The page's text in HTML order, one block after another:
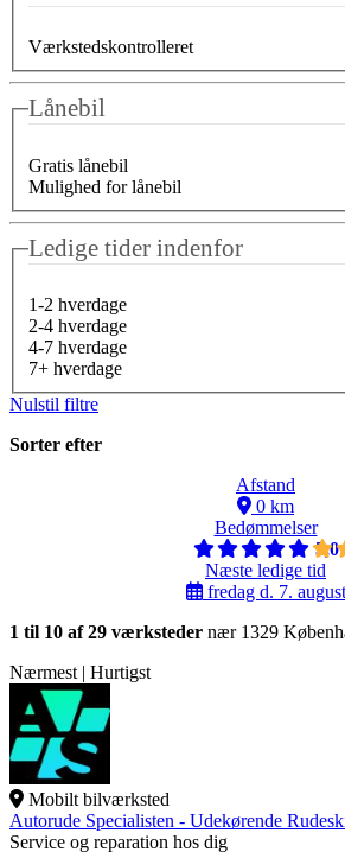
Værkstedskontrolleret
Lånebil
Gratis lånebil
Mulighed for lånebil
Ledige tider indenfor
1-2 hverdage
2-4 hverdage
4-7 hverdage
7+ hverdage
Nulstil filtre
Sorter efter
Afstand
0 km
Bedømmelser
5,0
Næste ledige tid
fredag d. 7. august
1 til 10 af 29 værksteder nær 1329
Nærmest | Hurtigst
Mobilt bilværksted
Autorude Specialisten - Udekørende
Service og reparation hos dig